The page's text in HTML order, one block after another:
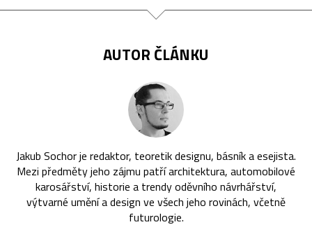
AUTOR ČLÁNKU
Jakub Sochor je redaktor, teoretik designu, básník a esejista.
Mezi předměty jeho zájmu patří architektura, automobilové
karosářství, historie a trendy oděvního návrhářství,
výtvarné umění a design ve všech jeho rovinách, včetně
futurologie.